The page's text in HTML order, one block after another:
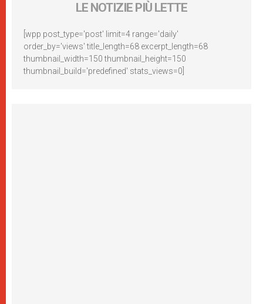
LE NOTIZIE PIÙ LETTE
[wpp post_type='post' limit=4 range='daily'
order_by='views' title_length=68 excerpt_length=68
thumbnail_width=150 thumbnail_height=150
thumbnail_build='predefined' stats_views=0]